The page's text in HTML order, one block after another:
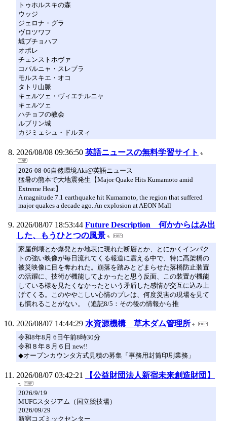
トゥホルスキの森
ウッジ
ジェロナ・グラ
ヴロツワフ
城ブチョハフ
オポレ
チェンストホヴァ
コパルニャ・スレブラ
モルスキエ・オコ
タトリ山脈
キェルツェ・ヴィエチルニャ
キェルツェ
ハチョフの教会
ルブリン城
カジミェシュ・ドルヌィ
2026/08/08 09:36:50 英語ニュースの無料学習サイト
2026-08-06自然環境Aki@英語ニュース
猛暑の熊本で大地震発生【Major Quake Hits Kumamoto amid
Extreme Heat】
A magnitude 7.1 earthquake hit Kumamoto, the region that suffered
major quakes a decade ago. An explosion at AEON Mall
2026/08/07 18:53:44 Future Description 何かからはみ出
した、もうひとつの風景
家屋倒壊とか爆発とか地表に現れた断層とか、とにかくインパク
トの強い映像が毎日流れてくる報道に震える中で、特に高架橋の
被災映像に目を奪われた。崩落を踏みとどまらせた落橋防止装置
の活躍に、技術が機能してよかったと思う反面、この装置が機能
している様を見たくなかったという矛盾した感情が交互に込み上
げてくる。このややこしい心情のブレは、何度災害の現場を見て
も慣れることがない。（追記8/5：その後の情報から推
2026/08/07 14:44:29 水資源機構 草木ダム管理所
令和8年8月 6日午前8時30分
令和８年８月６日 new!!
◆オープンカウンタ方式見積の募集「事務用封筒印刷業務」
2026/08/07 03:42:21 【公益財団法人新宿未来創造財団】
2026/9/19
MUFGスタジアム（国立競技場）
2026/09/29
新宿コズミックセンター